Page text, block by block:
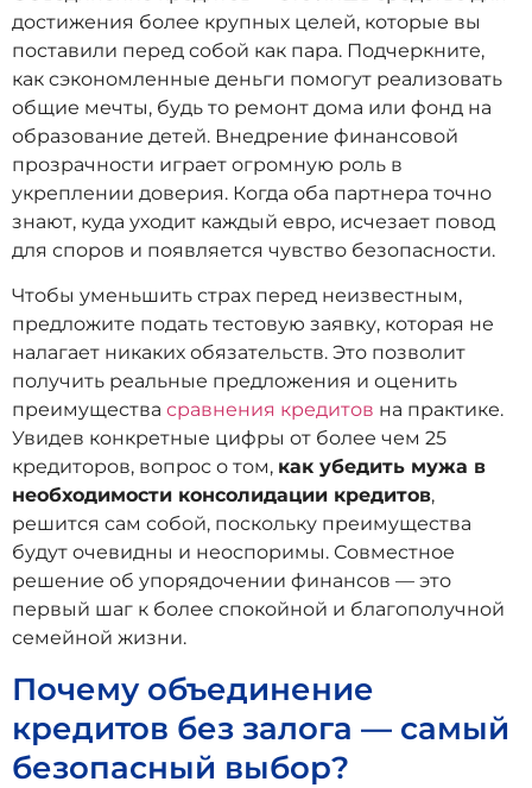
достижения более крупных целей, которые вы
поставили перед собой как пара. Подчеркните,
как сэкономленные деньги помогут реализовать
общие мечты, будь то ремонт дома или фонд на
образование детей. Внедрение финансовой
прозрачности играет огромную роль в
укреплении доверия. Когда оба партнера точно
знают, куда уходит каждый евро, исчезает повод
для споров и появляется чувство безопасности.
Чтобы уменьшить страх перед неизвестным,
предложите подать тестовую заявку, которая не
налагает никаких обязательств. Это позволит
получить реальные предложения и оценить
преимущества сравнения кредитов на практике.
Увидев конкретные цифры от более чем 25
кредиторов, вопрос о том, как убедить мужа в
необходимости консолидации кредитов,
решится сам собой, поскольку преимущества
будут очевидны и неоспоримы. Совместное
решение об упорядочении финансов — это
первый шаг к более спокойной и благополучной
семейной жизни.
Почему объединение
кредитов без залога — самый
безопасный выбор?